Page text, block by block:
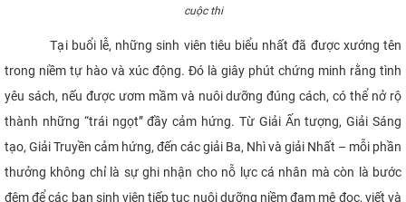
cuộc thi
Tại buổi lễ, những sinh viên tiêu biểu nhất đã được xướng tên
trong niềm tự hào và xúc động. Đó là giây phút chứng minh rằng tình
yêu sách, nếu được ươm mầm và nuôi dưỡng đúng cách, có thể nở rộ
thành những “trái ngọt” đầy cảm hứng. Từ Giải Ấn tượng, Giải Sáng
tạo, Giải Truyền cảm hứng, đến các giải Ba, Nhì và giải Nhất – mỗi phần
thưởng không chỉ là sự ghi nhận cho nỗ lực cá nhân mà còn là bước
đệm để các bạn sinh viên tiếp tục nuôi dưỡng niềm đam mê đọc, viết và